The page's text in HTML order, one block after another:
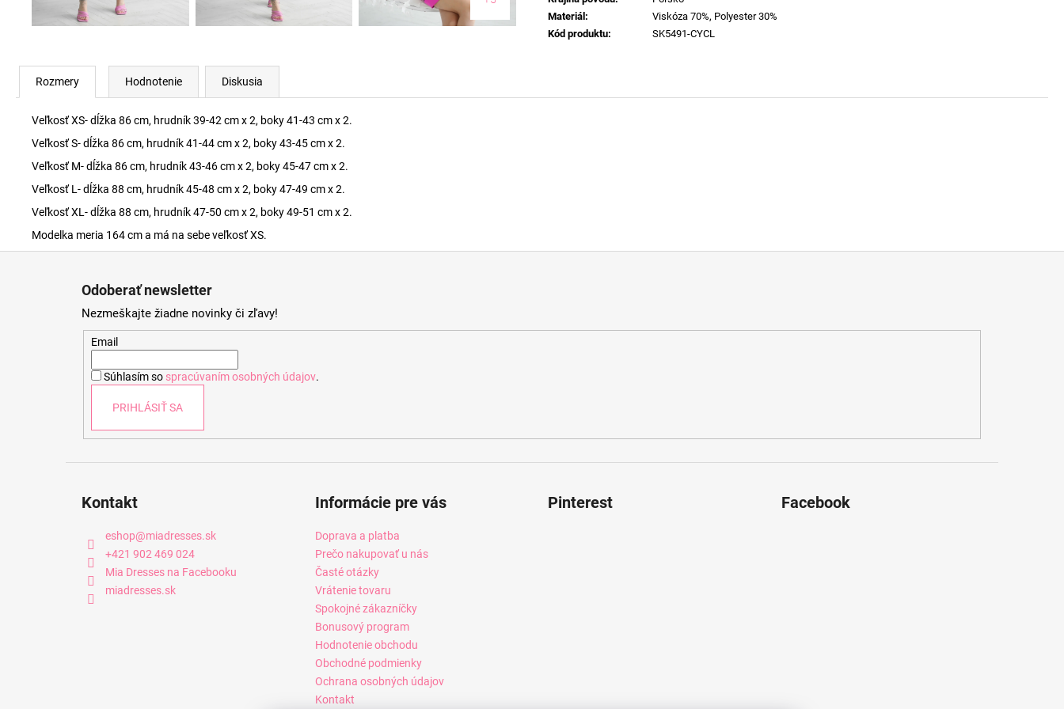
Materiál:
Viskóza 70%, Polyester 30%
Kód produktu: SK5491-CYCL
Rozmery Hodnotenie Diskusia
Veľkosť XS- dĺžka 86 cm, hrudník 39-42 cm x 2, boky 41-43 cm x 2.
Veľkosť S- dĺžka 86 cm, hrudník 41-44 cm x 2, boky 43-45 cm x 2.
Veľkosť M- dĺžka 86 cm, hrudník 43-46 cm x 2, boky 45-47 cm x 2.
Veľkosť L- dĺžka 88 cm, hrudník 45-48 cm x 2, boky 47-49 cm x 2.
Veľkosť XL- dĺžka 88 cm, hrudník 47-50 cm x 2, boky 49-51 cm x 2.
Modelka meria 164 cm a má na sebe veľkosť XS.
Odoberať newsletter
Nezmeškajte žiadne novinky či zľavy!
Email
Súhlasím so spracúvaním osobných údajov.
PRIHLÁSIŤ SA
Kontakt
eshop@miadresses.sk
+421 902 469 024
Mia Dresses na Facebooku
miadresses.sk
Informácie pre vás
Doprava a platba
Prečo nakupovať u nás
Časté otázky
Vrátenie tovaru
Spokojné zákazníčky
Bonusový program
Hodnotenie obchodu
Obchodné podmienky
Ochrana osobných údajov
Kontakt
Pinterest Facebook